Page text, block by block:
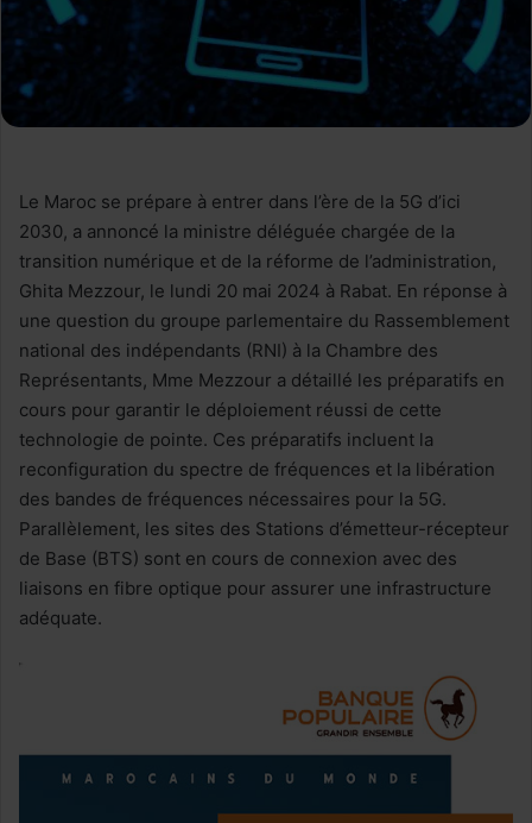
Le Maroc se prépare à entrer dans l’ère de la 5G d’ici
2030, a annoncé la ministre déléguée chargée de la
transition numérique et de la réforme de l’administration,
Ghita Mezzour, le lundi 20 mai 2024 à Rabat. En réponse à
une question du groupe parlementaire du Rassemblement
national des indépendants (RNI) à la Chambre des
Représentants, Mme Mezzour a détaillé les préparatifs en
cours pour garantir le déploiement réussi de cette
technologie de pointe. Ces préparatifs incluent la
reconfiguration du spectre de fréquences et la libération
des bandes de fréquences nécessaires pour la 5G.
Parallèlement, les sites des Stations d’émetteur-récepteur
de Base (BTS) sont en cours de connexion avec des
liaisons en fibre optique pour assurer une infrastructure
adéquate.